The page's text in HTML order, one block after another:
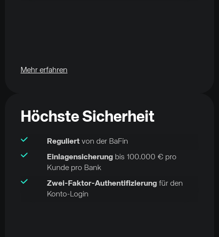
Mehr erfahren
Höchste Sicherheit
Reguliert von der BaFin
Einlagensicherung bis 100.000 € pro
Kunde pro Bank
Zwei-Faktor-Authentifizierung für den
Konto-Login